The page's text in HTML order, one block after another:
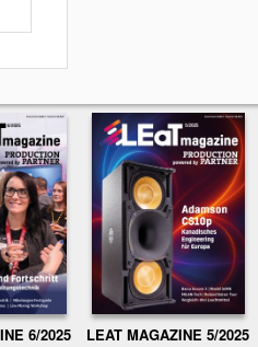
6/2025 LEAT MAGAZINE 5/2025